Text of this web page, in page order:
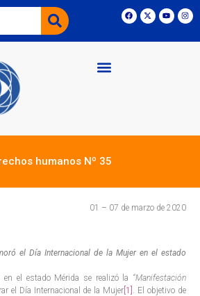
humanos Nº 35
01 – 07 de marzo de 2020
el Día Internacional de la Mujer en el estado
el estado Mérida se realizó la “Manifestación
el Día Internacional de la Mujer [1] . El objetivo de